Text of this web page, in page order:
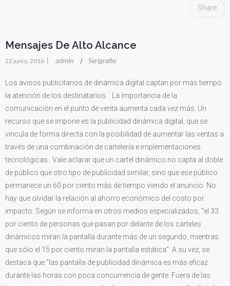
Share
Mensajes De Alto Alcance
22 junio, 2016 | admin | Serigrafia
Los avisos publicitarios de dinámica digital captan por más tiempo
la atención de los destinatarios. La importancia de la
comunicación en el punto de venta aumenta cada vez más. Un
recurso que se impone es la publicidad dinámica digital, que se
vincula de forma directa con la posibilidad de aumentar las ventas a
través de una combinación de cartelería e implementaciones
tecnológicas. Vale aclarar que un cartel dinámico no capta al doble
de público que otro tipo de publicidad similar, sino que ese público
permanece un 60 por ciento más de tiempo viendo el anuncio. No
hay que olvidar la relación al ahorro económico del costo por
impacto. Según se informa en otros medios especializados, “el 33
por ciento de personas que pasan por delante de los carteles
dinámicos miran la pantalla durante más de un segundo, mientras
que sólo el 15 por ciento miran la pantalla estática”. A su vez, se
destaca que “las pantalla de publicidad dinámica es más eficaz
durante las horas con poca concurrencia de gente. Fuera de las